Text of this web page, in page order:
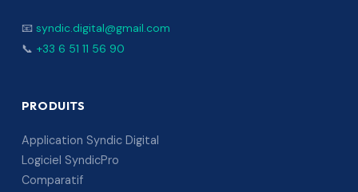
📧 syndic.digital@gmail.com
📞 +33 6 51 11 56 90
PRODUITS
Application Syndic Digital
Logiciel SyndicPro
Comparatif